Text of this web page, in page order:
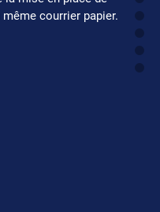
courrier papier.